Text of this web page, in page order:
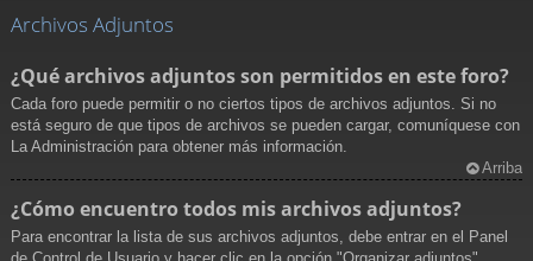
Archivos Adjuntos
¿Qué archivos adjuntos son permitidos en este foro?
Cada foro puede permitir o no ciertos tipos de archivos adjuntos. Si no
está seguro de que tipos de archivos se pueden cargar, comuníquese con
La Administración para obtener más información.
Arriba
¿Cómo encuentro todos mis archivos adjuntos?
Para encontrar la lista de sus archivos adjuntos, debe entrar en el Panel